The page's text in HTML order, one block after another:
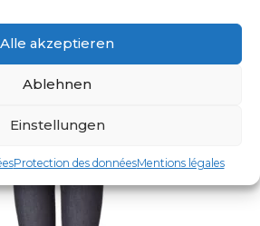
Alle akzeptieren
Ablehnen
Einstellungen
Protection des donnéesMentions légales